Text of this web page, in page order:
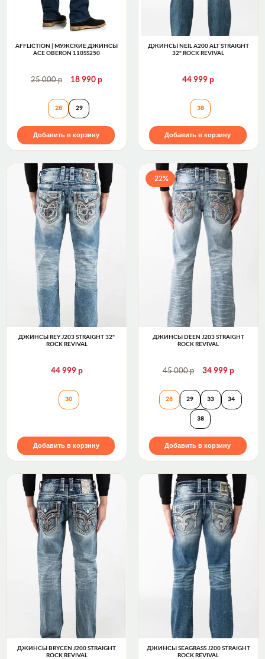
AFFLICTION | МУЖСКИЕ ДЖИНСЫ
ACE OBERON 110SS250
25 000р 18 990р
Affliction | Мужские джинсы ACE OBERON
28 29
Добавить в корзину
ДЖИНСЫ NEIL A200 ALT STRAIGHT
32" ROCK REVIVAL
44 999р
Джинсы NEIL
38
Добавить в корзину
ДЖИНСЫ REY J203 STRAIGHT 32"
ROCK REVIVAL
44 999 р
Джинсы REY J203 STRAIGHT 32" Rock Revival
30
Добавить в корзину
-22%
ДЖИНСЫ DEEN J203 STRAIGHT
ROCK REVIVAL
45 000р 34 999 р
Джинсы DEEN
28 29 33 34
38
Добавить в корзину
ДЖИНСЫ BRYCEN J200 STRAIGHT
ROCK REVIVAL
ДЖИНСЫ SEAGRASS J200 STRAIGHT
ROCK REVIVAL